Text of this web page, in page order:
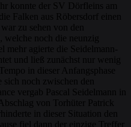
konnte der SV Dörfleins am
Falken aus Röbersdorf einen
zu sehen von den
welche noch die neunzig
mehr agierte die Seidelmann-
und ließ zunächst nur wenig
in dieser Anfangsphase
noch zwischen den
vergab Pascal Seidelmann in
von Torhüter Patrick
in dieser Situation den
fiel dann der einzige Treffer